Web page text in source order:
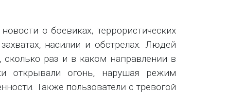
о боевиках, террористических
насилии и обстрелах. Людей
сколько раз и в каком направлении в
открывали огонь, нарушая режим
Также пользователи с тревогой